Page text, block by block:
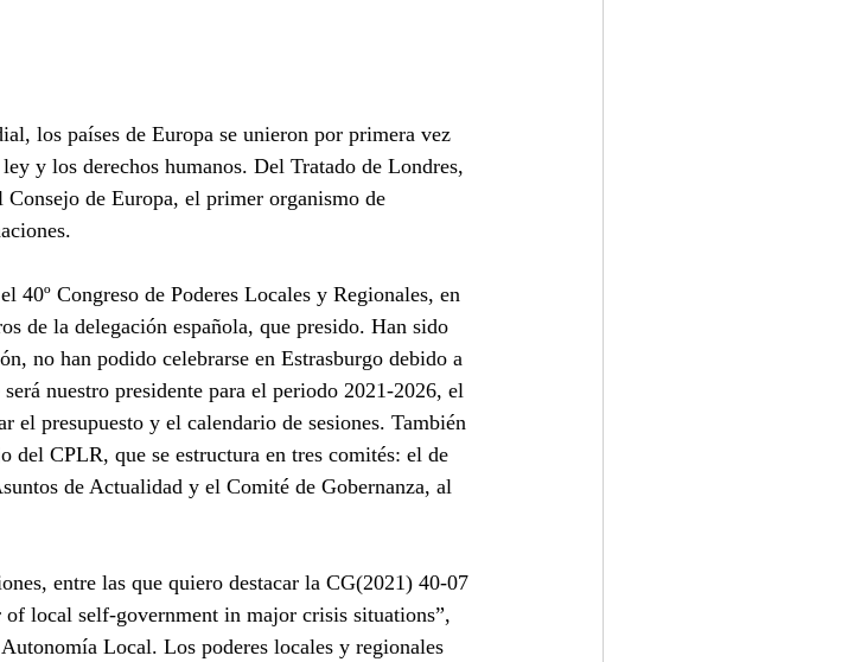
los países de Europa se unieron por primera vez
y los derechos humanos. Del Tratado de Londres,
de Europa, el primer organismo de
40º Congreso de Poderes Locales y Regionales, en
de la delegación española, que presido. Han sido
no han podido celebrarse en Estrasburgo debido a
nuestro presidente para el periodo 2021-2026, el
el presupuesto y el calendario de sesiones. También
del CPLR, que se estructura en tres comités: el de
de Actualidad y el Comité de Gobernanza, al
entre las que quiero destacar la CG(2021) 40-07
local self-government in major crisis situations”,
Local. Los poderes locales y regionales